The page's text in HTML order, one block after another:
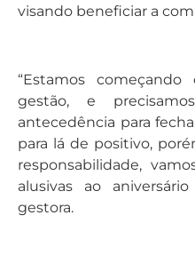
visando beneficiar a
“Estamos
gestão, e
antecedência para
para lá de positivo,
responsabilidade,
alusivas ao
gestora.